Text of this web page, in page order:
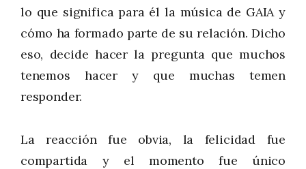
lo que significa para él la música de GAIA y
cómo ha formado parte de su relación. Dicho
eso, decide hacer la pregunta que muchos
tenemos hacer y que muchas temen
responder.
La reacción fue obvia, la felicidad fue
compartida y el momento fue único